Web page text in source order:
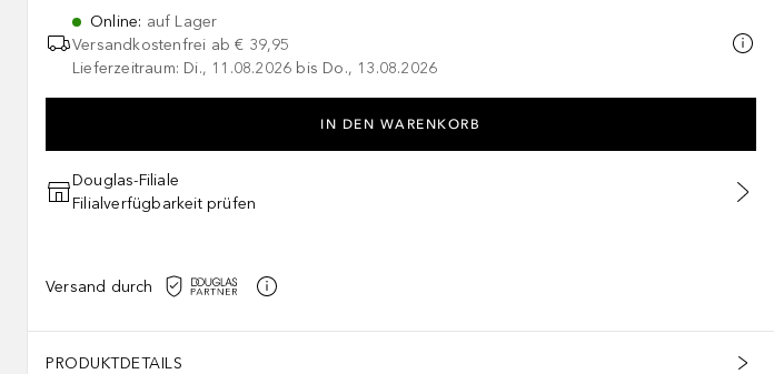
Online: auf Lager
Versandkostenfrei ab € 39,95
Lieferzeitraum: Di., 11.08.2026 bis Do., 13.08.2026
IN DEN WARENKORB
Douglas-Filiale
Filialverfügbarkeit prüfen
Versand durch
PRODUKTDETAILS